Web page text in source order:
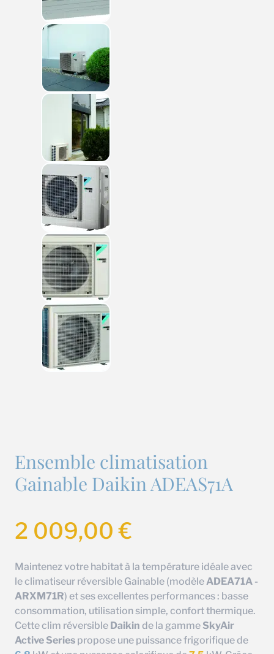
Ensemble climatisation
Gainable Daikin ADEAS71A
2 009,00€
Maintenez votre habitat à la température idéale avec
le climatiseur réversible Gainable (modèle ADEA71A -
ARXM71R) et ses excellentes performances : basse
consommation, utilisation simple, confort thermique.
Cette clim réversible Daikin de la gamme SkyAir
Active Series propose une puissance frigorifique de